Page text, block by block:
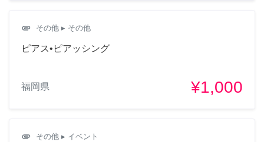
attachment その他 ▸ その他
ピアス•ピアッシング
福岡県 ¥1,000
attachment その他 ▸ イベント